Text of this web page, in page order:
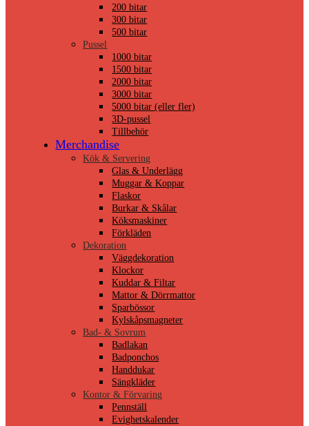
200 bitar
300 bitar
500 bitar
Pussel
1000 bitar
1500 bitar
2000 bitar
3000 bitar
5000 bitar (eller fler)
3D-pussel
Tillbehör
Merchandise
Kök & Servering
Glas & Underlägg
Muggar & Koppar
Flaskor
Burkar & Skålar
Köksmaskiner
Förkläden
Dekoration
Väggdekoration
Klockor
Kuddar & Filtar
Mattor & Dörrmattor
Sparbössor
Kylskåpsmagneter
Bad- & Sovrum
Badlakan
Badponchos
Handdukar
Sängkläder
Kontor & Förvaring
Pennställ
Evighetskalender